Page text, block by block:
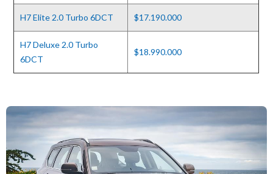
H7 Elite 2.0 Turbo 6DCT $17.190.000
H7 Deluxe 2.0 Turbo
6DCT
$18.990.000